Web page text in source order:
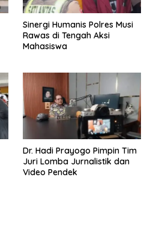
Sinergi Humanis Polres Musi
Rawas di Tengah Aksi
Mahasiswa
Dr. Hadi Prayogo Pimpin Tim
Juri Lomba Jurnalistik dan
Video Pendek